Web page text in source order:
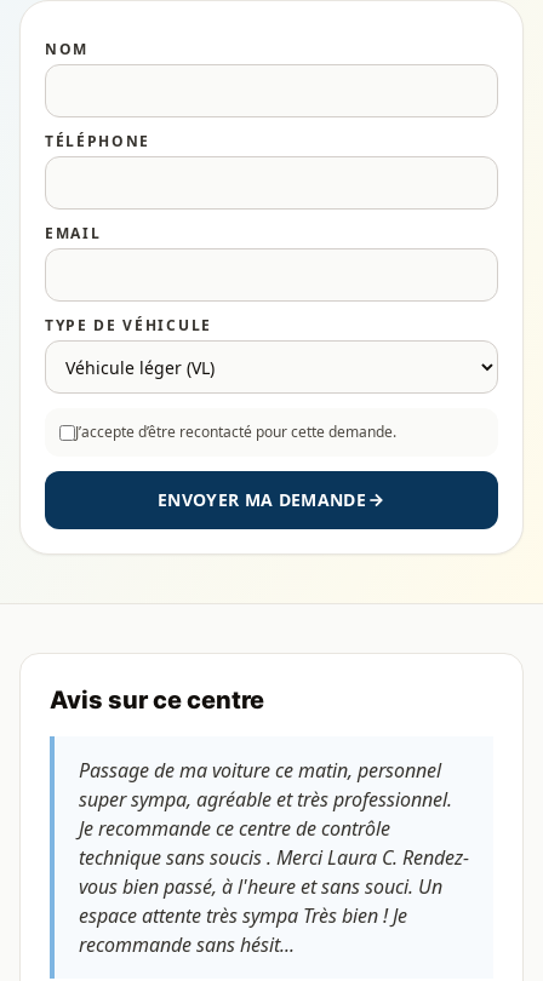
NOM
TÉLÉPHONE
EMAIL
TYPE DE VÉHICULE
J’accepte d’être recontacté pour cette demande.
ENVOYER MA DEMANDE
Avis sur ce centre
Passage de ma voiture ce matin, personnel
super sympa, agréable et très professionnel.
Je recommande ce centre de contrôle
technique sans soucis . Merci Laura C. Rendez-
vous bien passé, à l'heure et sans souci. Un
espace attente très sympa Très bien ! Je
recommande sans hésit...